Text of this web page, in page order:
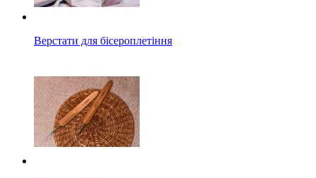
Верстати для бісероплетіння